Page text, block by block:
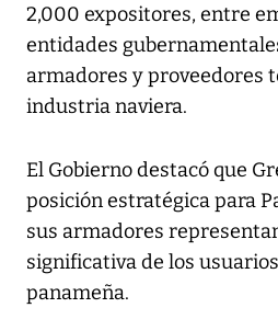
2,000 expositores, entre
entidades
armadores y proveedores
industria naviera.
El Gobierno destacó que
posición estratégica para
sus armadores
significativa de los
panameña.